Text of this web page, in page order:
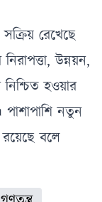
রেখেছে
উন্নয়ন,
হওয়ার
নতুন
বলে